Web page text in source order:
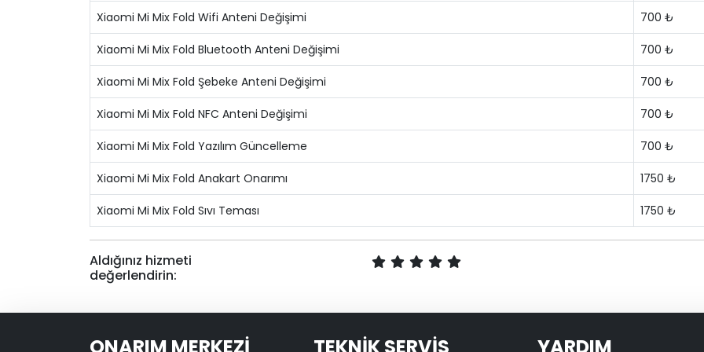
Xiaomi Mi Mix Fold Wifi Anteni Değişimi 700 ₺
Xiaomi Mi Mix Fold Bluetooth Anteni Değişimi 700 ₺
Xiaomi Mi Mix Fold Şebeke Anteni Değişimi 700 ₺
Xiaomi Mi Mix Fold NFC Anteni Değişimi 700 ₺
Xiaomi Mi Mix Fold Yazılım Güncelleme 700 ₺
Xiaomi Mi Mix Fold Anakart Onarımı 1750 ₺
Xiaomi Mi Mix Fold Sıvı Teması 1750 ₺
Aldığınız hizmeti
değerlendirin:
ONARIM MERKEZİ TEKNİK SERVİS YARDIM